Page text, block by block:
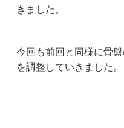
きました。
今回も前回と同様に骨
を調整していきました。